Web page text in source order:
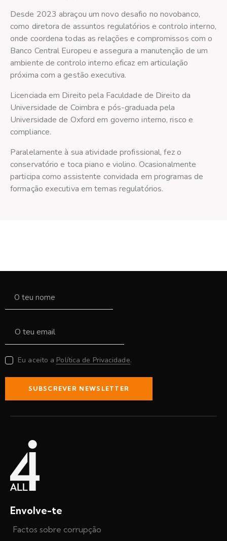
Desde 2023 abraçou um novo desafio no novobanco,
como diretora de assuntos regulatórios e controlo interno,
onde coordena todas as relações e compromissos com o
Banco Central Europeu e assegura a manutenção de um
ambiente de controlo interno eficaz em articulação
próxima com a gestão executiva.
Licenciada em Direito pela Faculdade de Direito da
Universidade de Coimbra e pós-graduada pela
Universidade de Oxford em governo interno, risco e
compliance.
Paralelamente à sua atividade profissional, fez o
conservatório e toca piano e violino. Ocasionalmente
participa como assistente convidada em programas de
formação executiva em temas regulatórios.
Eu aceito a Política de Privacidade.
SUBSCREVER NEWSLETTER
Envolve-te
Factos sobre corrupção